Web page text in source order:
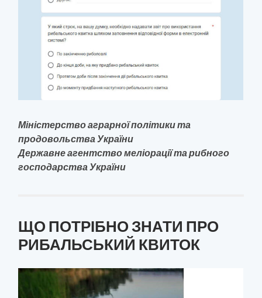
Міністерство аграрної політики та
продовольства України
Державне агентство меліорації та рибного
господарства України
ЩО ПОТРІБНО ЗНАТИ ПРО
РИБАЛЬСЬКИЙ КВИТОК